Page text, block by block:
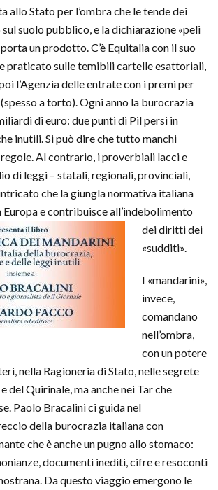
allo Stato per l’ombra che le tende dei
suolo pubblico, e la dichiarazione «peli
un prodotto. C’è Equitalia con il suo
praticato sulle temibili cartelle esattoriali,
l’Agenzia delle entrate con i premi per
a torto). Ogni anno la burocrazia
di euro: due punti di Pil persi in
inutili. Si può dire che tutto manchi
regole. Al contrario, i proverbiali lacci e
di leggi – statali, regionali, provinciali,
che la giungla normativa italiana
Europa econtribuisce all’indebolimento
dei diritti dei
«sudditi».
I «mandarini»,
invece,
comandano
nell’ombra,
con un potere
nella Ragioneria di Stato, nelle segrete
del Quirinale, ma anche nei Tar che
Paolo Bracalini ci guida nel
della burocrazia italiana con
che è anche un pugno allo stomaco:
documenti inediti, cifre e resoconti
Da questo viaggio emergono le